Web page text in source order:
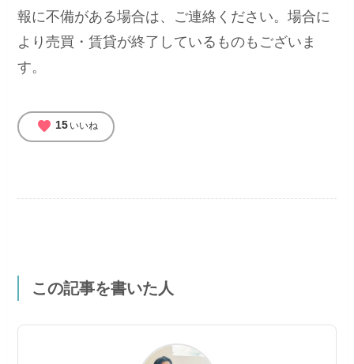
報に不備がある場合は、ご連絡ください。場合に
より売買・賃貸が終了しているものもございま
す。
favorite 15 いいね
この記事を書いた人